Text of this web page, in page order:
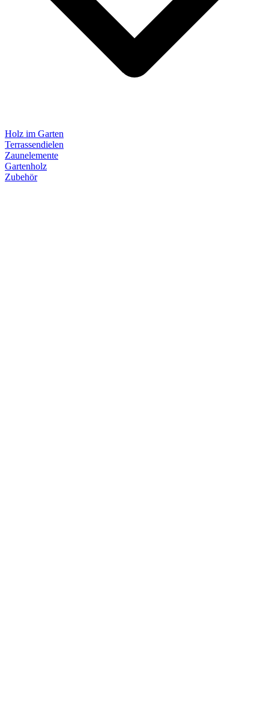
Holz im Garten
Terrassendielen
Zaunelemente
Gartenholz
Zubehör